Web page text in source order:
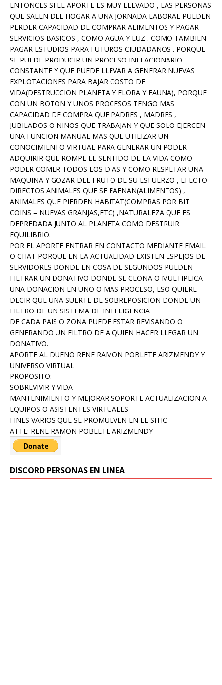
ENTONCES SI EL APORTE ES MUY ELEVADO , LAS PERSONAS
QUE SALEN DEL HOGAR A UNA JORNADA LABORAL PUEDEN
PERDER CAPACIDAD DE COMPRAR ALIMENTOS Y PAGAR
SERVICIOS BASICOS , COMO AGUA Y LUZ . COMO TAMBIEN
PAGAR ESTUDIOS PARA FUTUROS CIUDADANOS . PORQUE
SE PUEDE PRODUCIR UN PROCESO INFLACIONARIO
CONSTANTE Y QUE PUEDE LLEVAR A GENERAR NUEVAS
EXPLOTACIONES PARA BAJAR COSTO DE
VIDA(DESTRUCCION PLANETA Y FLORA Y FAUNA), PORQUE
CON UN BOTON Y UNOS PROCESOS TENGO MAS
CAPACIDAD DE COMPRA QUE PADRES , MADRES ,
JUBILADOS O NIÑOS QUE TRABAJAN Y QUE SOLO EJERCEN
UNA FUNCION MANUAL MAS QUE UTILIZAR UN
CONOCIMIENTO VIRTUAL PARA GENERAR UN PODER
ADQUIRIR QUE ROMPE EL SENTIDO DE LA VIDA COMO
PODER COMER TODOS LOS DIAS Y COMO RESPETAR UNA
MAQUINA Y GOZAR DEL FRUTO DE SU ESFUERZO , EFECTO
DIRECTOS ANIMALES QUE SE FAENAN(ALIMENTOS) ,
ANIMALES QUE PIERDEN HABITAT(COMPRAS POR BIT
COINS = NUEVAS GRANJAS,ETC) ,NATURALEZA QUE ES
DEPREDADA JUNTO AL PLANETA COMO DESTRUIR
EQUILIBRIO.
POR EL APORTE ENTRAR EN CONTACTO MEDIANTE EMAIL
O CHAT PORQUE EN LA ACTUALIDAD EXISTEN ESPEJOS DE
SERVIDORES DONDE EN COSA DE SEGUNDOS PUEDEN
FILTRAR UN DONATIVO DONDE SE CLONA O MULTIPLICA
UNA DONACION EN UNO O MAS PROCESO, ESO QUIERE
DECIR QUE UNA SUERTE DE SOBREPOSICION DONDE UN
FILTRO DE UN SISTEMA DE INTELIGENCIA
DE CADA PAIS O ZONA PUEDE ESTAR REVISANDO O
GENERANDO UN FILTRO DE A QUIEN HACER LLEGAR UN
DONATIVO.
APORTE AL DUEÑO RENE RAMON POBLETE ARIZMENDY Y
UNIVERSO VIRTUAL
PROPOSITO:
SOBREVIVIR Y VIDA
MANTENIMIENTO Y MEJORAR SOPORTE ACTUALIZACION A
EQUIPOS O ASISTENTES VIRTUALES
FINES VARIOS QUE SE PROMUEVEN EN EL SITIO
ATTE: RENE RAMON POBLETE ARIZMENDY
DISCORD PERSONAS EN LINEA